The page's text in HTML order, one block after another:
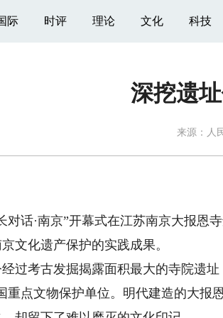
际 时评 理论 文化 科技
深挖遗
来源： 人
话·南京”开幕式在江苏南京大报恩
文化遗产保护的实践成果。
考古发掘揭露面积最大的寺院遗址
重点文物保护单位。明代建造的大报